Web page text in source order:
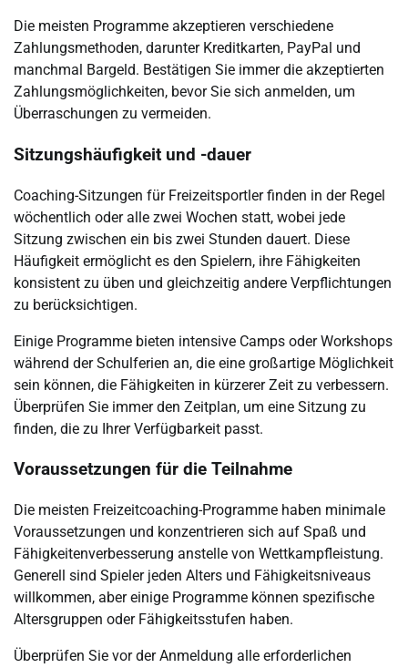
Die meisten Programme akzeptieren verschiedene
Zahlungsmethoden, darunter Kreditkarten, PayPal und
manchmal Bargeld. Bestätigen Sie immer die akzeptierten
Zahlungsmöglichkeiten, bevor Sie sich anmelden, um
Überraschungen zu vermeiden.
Sitzungshäufigkeit und -dauer
Coaching-Sitzungen für Freizeitsportler finden in der Regel
wöchentlich oder alle zwei Wochen statt, wobei jede
Sitzung zwischen ein bis zwei Stunden dauert. Diese
Häufigkeit ermöglicht es den Spielern, ihre Fähigkeiten
konsistent zu üben und gleichzeitig andere Verpflichtungen
zu berücksichtigen.
Einige Programme bieten intensive Camps oder Workshops
während der Schulferien an, die eine großartige Möglichkeit
sein können, die Fähigkeiten in kürzerer Zeit zu verbessern.
Überprüfen Sie immer den Zeitplan, um eine Sitzung zu
finden, die zu Ihrer Verfügbarkeit passt.
Voraussetzungen für die Teilnahme
Die meisten Freizeitcoaching-Programme haben minimale
Voraussetzungen und konzentrieren sich auf Spaß und
Fähigkeitenverbesserung anstelle von Wettkampfleistung.
Generell sind Spieler jeden Alters und Fähigkeitsniveaus
willkommen, aber einige Programme können spezifische
Altersgruppen oder Fähigkeitsstufen haben.
Überprüfen Sie vor der Anmeldung alle erforderlichen